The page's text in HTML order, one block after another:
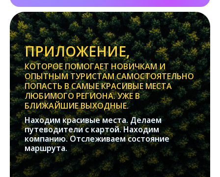
ПРИЛОЖЕНИЕ,
КОТОРОЕ ПОМОГАЕТ НОВИЧКАМ И
ОПЫТНЫМ ТУРИСТАМ САМОСТОЯТЕЛЬНО
ПОПАСТЬ В САМЫЕ КРАСИВЫЕ МЕСТА
ЛЮБИМОГО РЕГИОНА. УЖЕ В
БЛИЖАЙШИЕ ВЫХОДНЫЕ.
Находим красивые места. Делаем
путеводители с картой. Находим
компанию. Отслеживаем состояние
маршрута.